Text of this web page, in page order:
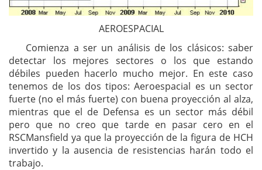
AEROESPACIAL
Comienza a ser un análisis de los clásicos: saber
detectar los mejores sectores o los que estando
débiles pueden hacerlo mucho mejor. En este caso
tenemos de los dos tipos: Aeroespacial es un sector
fuerte (no el más fuerte) con buena proyección al alza,
mientras que el de Defensa es un sector más débil
pero que no creo que tarde en pasar cero en el
RSCMansfield ya que la proyección de la figura de HCH
invertido y la ausencia de resistencias harán todo el
trabajo.